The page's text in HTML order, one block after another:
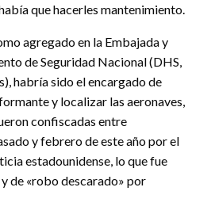
que hacerles mantenimiento.
agregado en la Embajada y
de Seguridad Nacional (DHS,
habría sido el encargado de
y localizar las aeronaves,
confiscadas entre
y febrero de este año por el
estadounidense, lo que fue
de «robo descarado» por